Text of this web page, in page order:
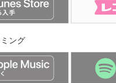
ング